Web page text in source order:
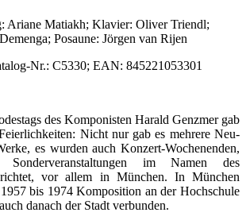
Ariane Matiakh; Klavier: Oliver Triendl;
Posaune: Jörgen van Rijen
Nr.: C5330; EAN: 845221053301
des Komponisten Harald Genzmer gab
Nicht nur gab es mehrere Neu-
es wurden auch Konzert-Wochenenden,
Sonderveranstaltungen im Namen des
vor allem in München. In München
bis 1974 Komposition an der Hochschule
danach der Stadt verbunden.